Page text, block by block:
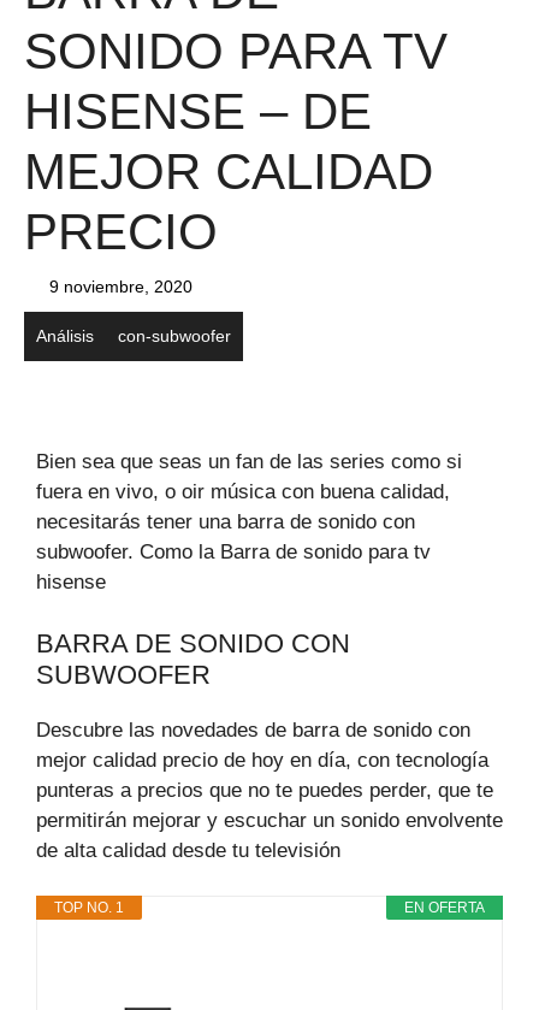
SONIDO PARA TV
HISENSE – DE
MEJOR CALIDAD
PRECIO
9 noviembre, 2020
Análisis con-subwoofer
Bien sea que seas un fan de las series como si
fuera en vivo, o oir música con buena calidad,
necesitarás tener una barra de sonido con
subwoofer. Como la Barra de sonido para tv
hisense
BARRA DE SONIDO CON
SUBWOOFER
Descubre las novedades de barra de sonido con
mejor calidad precio de hoy en día, con tecnología
punteras a precios que no te puedes perder, que te
permitirán mejorar y escuchar un sonido envolvente
de alta calidad desde tu televisión
EN OFERTA
TOP NO. 1